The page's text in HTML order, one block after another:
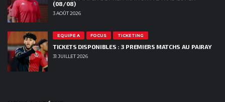
(08/08)
3 AOÛT 2026
EQUIPE A FOCUS TICKETING
TICKETS DISPONIBLES : 3 PREMIERS MATCHS AU PAIRAY
31 JUILLET 2026